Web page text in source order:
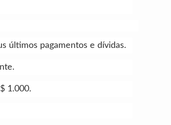
últimos pagamentos e dívidas.
1.000.